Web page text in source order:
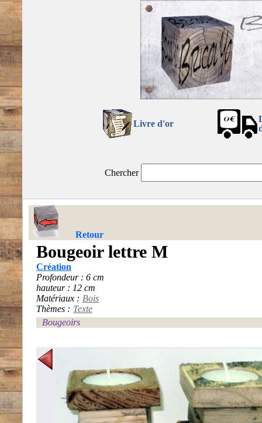
Livre d'or
Chercher
Retour
Bougeoir lettre M
Création
Profondeur : 6 cm
hauteur : 12 cm
Matériaux : Bois
Thèmes : Texte
Bougeoirs